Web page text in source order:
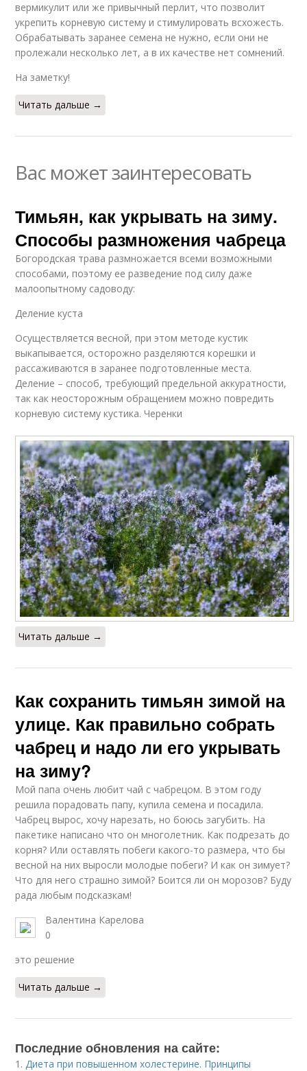
вермикулит или же привычный перлит, что позволит
укрепить корневую систему и стимулировать всхожесть.
Обрабатывать заранее семена не нужно, если они не
пролежали несколько лет, а в их качестве нет сомнений.
На заметку!
Читать дальше →
Вас может заинтересовать
Тимьян, как укрывать на зиму.
Способы размножения чабреца
Богородская трава размножается всеми возможными
способами, поэтому ее разведение под силу даже
малоопытному садоводу:
Деление куста
Осуществляется весной, при этом методе кустик
выкапывается, осторожно разделяются корешки и
рассаживаются в заранее подготовленные места.
Деление – способ, требующий предельной аккуратности,
так как неосторожным обращением можно повредить
корневую систему кустика. Черенки
Читать дальше →
Как сохранить тимьян зимой на
улице. Как правильно собрать
чабрец и надо ли его укрывать
на зиму?
Мой папа очень любит чай с чабрецом. В этом году
решила порадовать папу, купила семена и посадила.
Чабрец вырос, хочу нарезать, но боюсь загубить. На
пакетике написано что он многолетник. Как подрезать до
корня? Или оставлять побеги какого-то размера, что бы
весной на них выросли молодые побеги? И как он зимует?
Что для него страшно зимой? Боится ли он морозов? Буду
рада любым подсказкам!
Валентина Карелова
0
это решение
Читать дальше →
Последние обновления на сайте:
1.Диета при повышенном холестерине. Принципы